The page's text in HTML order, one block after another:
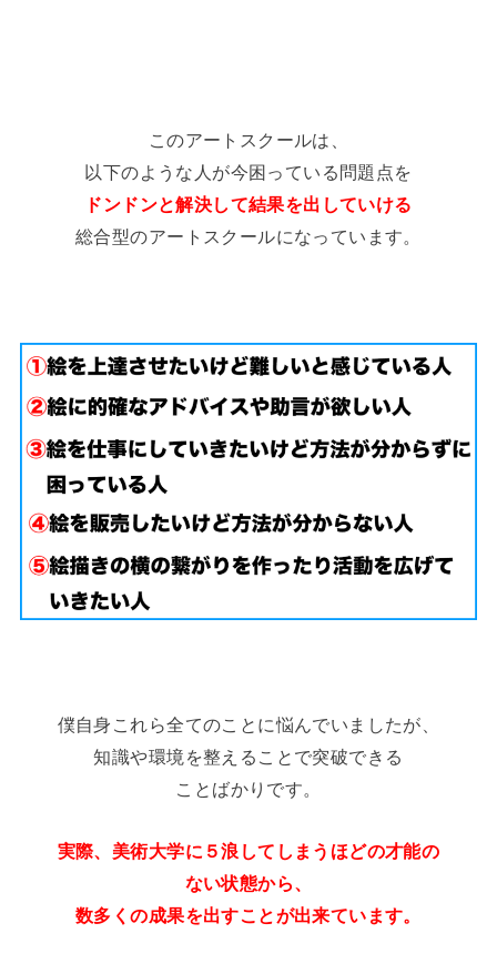
このアートスクールは、
以下のような人が今困っている問題点を
ドンドンと解決して結果を出していける
総合型のアートスクールになっています。
僕自身これら全てのことに悩んでいましたが、
知識や環境を整えることで突破できる
ことばかりです。
実際、美術大学に５浪してしまうほどの才能の
ない状態から、
数多くの成果を出すことが出来ています。